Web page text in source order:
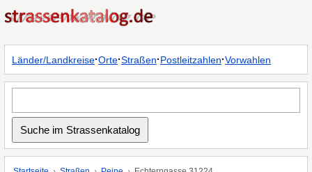
Länder/Landkreise·Orte·Straßen·Postleitzahlen·Vorwahlen